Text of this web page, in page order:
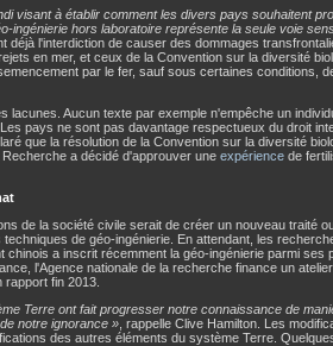
visant à établir comment les divers pays souhaitent
ingénierie hors laboratoire représente la seule voie
déjà l'interdiction de causer des dommages
en mer, et ceux de la Convention sur la diversité
par le fer, sauf sous certaines conditions,
lacunes. Aucun texte par exemple n'empêche un
pays ne sont pas davantage respectueux du droit
que la résolution de la Convention sur la diversité
a décidé d'approuver une expérience de
de la société civile serait de créer un nouveau traité
de géo-ingénierie. En attendant, les
a inscrit récemment la géo-ingénierie parmi ses
l'Agence nationale de la recherche finance un
fin 2013.
Terre ont fait progresser notre connaissance de
notre ignorance » , rappelle Clive Hamilton. Les
des autres éléments du système Terre.